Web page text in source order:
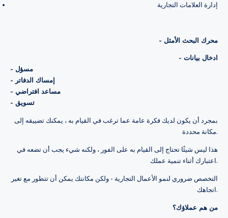
إدارة العلامات التجارية
- محرك البحث الأمثل
- ادخال بيانات
- مسؤل
- إمساك الدفاتر
- مساعد افتراضي
- تسويق
بمجرد أن يكون لديك فكرة عامة عما ترغب في القيام به ، يمكنك تضييقه إلى
مكانة محددة.
هذا ليس شيئًا تحتاج إلى القيام به على الفور ، ولكنه شيء يجب أن تضعه في
اعتبارك أثناء تنمية عملك.
التخصص ضروري لنمو الأعمال التجارية - ولكن مكانتك يمكن أن تتطور مع تغير
اتجاهك.
من هم عملاؤك؟